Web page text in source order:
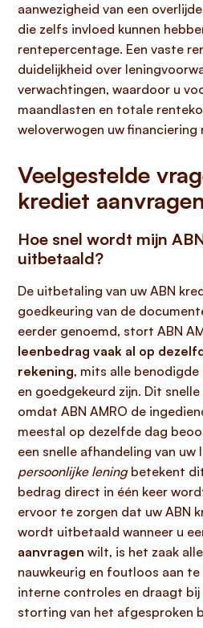
aanwezigheid van een
die zelfs invloed kunnen
rentepercentage. Een vaste
duidelijkheid over
verwachtingen, waardoor u
maandlasten en totale
weloverwogen uw financiering
Veelgestelde
krediet aanvragen
Hoe snel wordt mijn
uitbetaald?
De uitbetaling van uw ABN
goedkeuring van de
eerder genoemd, stort ABN
leenbedrag vaak al op
rekening, mits alle
en goedgekeurd zijn. Dit
omdat ABN AMRO de
meestal op dezelfde dag
een snelle afhandeling van uw
persoonlijke leningbetekent
bedrag direct in één keer
ervoor te zorgen dat uw ABN
wordt uitbetaald wanneer u
aanvragen wilt, is het zaak
nauwkeurig en foutloos aan
interne controles en draagt bij
storting van het afgesproken